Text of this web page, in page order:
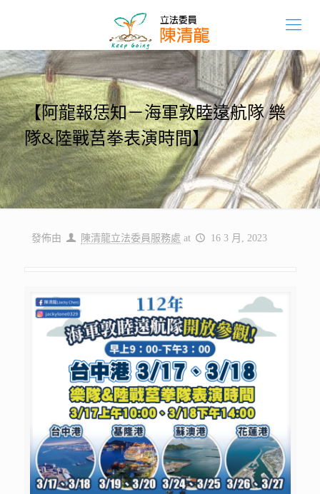
【阿龍報恁知－海軍敦睦遠航隊 樂
隊&陸戰莒拳表演時間】
發佈由 陳清龍立法委員服務處 at 16 3 月, 2023